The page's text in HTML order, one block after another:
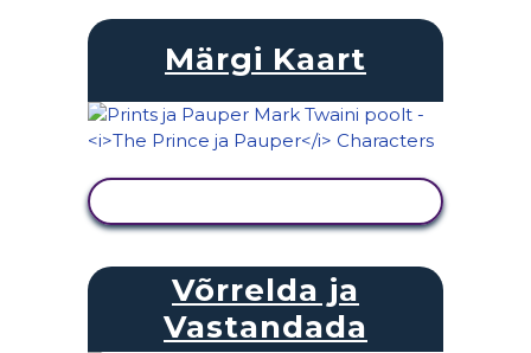
Märgi Kaart
Võrrelda ja
Vastandada